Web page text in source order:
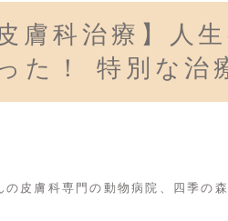
膚科治療】人
た！ 特別な治
皮膚科専門の動物病院、四季の